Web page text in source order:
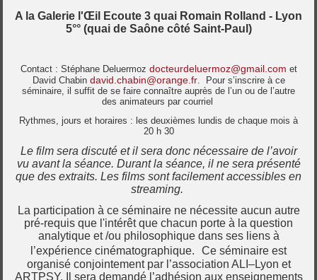
A la Galerie l'Œil Ecoute 3 quai Romain Rolland - Lyon
5°° (quai de Saône côté Saint-Paul)
Contact : Stéphane Deluermoz docteurdeluermoz@gmail.com et
David Chabin david.chabin@orange.fr. Pour s’inscrire à ce
séminaire, il suffit de se faire connaître auprès de l’un ou de l’autre
des animateurs par courriel
Rythmes, jours et horaires : les deuxièmes lundis de chaque mois à
20 h 30
Le film sera discuté et il sera donc nécessaire de l’avoir
vu avant la séance. Durant la séance, il ne sera présenté
que des extraits. Les films sont facilement accessibles en
streaming.
La participation à ce séminaire ne nécessite aucun autre
pré-requis que l'intérêt que chacun porte à la question
analytique et /ou philosophique dans ses liens à
l’expérience cinématographique. Ce séminaire est
organisé conjointement par l’association ALI–Lyon et
ARTPSY. Il sera demandé l’adhésion aux enseignements